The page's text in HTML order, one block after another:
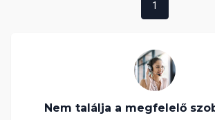
1
Nem találja a megfelelő